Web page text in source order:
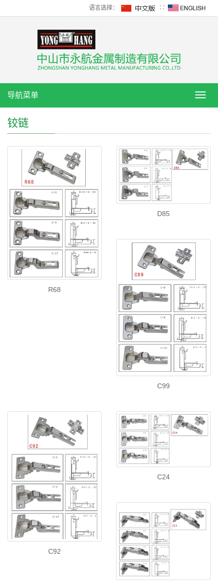
语言选择： ∷
导
导航菜单
铰链
R68
D85
C99
C92
C24